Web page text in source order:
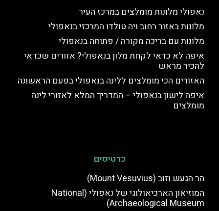
נאפולי מלונות מומלצים במרכז העיר
מלונות באזור רחוב ויה טולדו המרכזי בנאפולי
מלונות עם בריכה מקורה / פתוחה בנאפולי
איפה לא כדאי לקחת מלון בנאפולי? אזורים שכדאי
להכיר מראש
האזורים הכי מומלצים ללינה בנאפולי בפעם הראשונה
איפה לישון בנאפולי – המדריך המלא לאזורי לינה
מומלצים
כרטיסים
הר הגעש וזוב (Mount Vesuvius)
המוזיאון הארכיאולוגי של נאפולי (National
Archaeological Museum)